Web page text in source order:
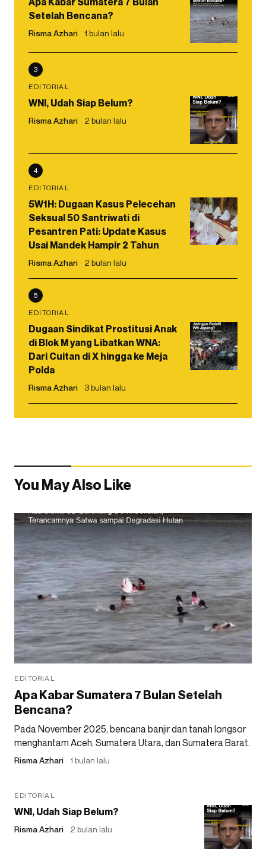
Setelah Bencana?
Risma Azhari 1 bulan lalu
3
EDITORIAL
WNI, Udah Siap Belum?
Risma Azhari 2 bulan lalu
4
EDITORIAL
5W1H: Dugaan Kasus Pelecehan
Seksual 50 Santriwati di
Pesantren Pati: Update Kasus
Usai Mandek Hampir 2 Tahun
Risma Azhari 2 bulan lalu
5
EDITORIAL
Dugaan Sindikat Prostitusi Anak
di Blok M yang Libatkan WNA:
Dari Cuitan di X hingga ke Meja
Polda
Risma Azhari 3 bulan lalu
You May Also Like
EDITORIAL
Apa Kabar Sumatera 7 Bulan Setelah
Bencana?
Pada November 2025, bencana banjir dan tanah longsor
menghantam Aceh, Sumatera Utara, dan Sumatera Barat.
Risma Azhari 1 bulan lalu
EDITORIAL
WNI, Udah Siap Belum?
Risma Azhari 2 bulan lalu